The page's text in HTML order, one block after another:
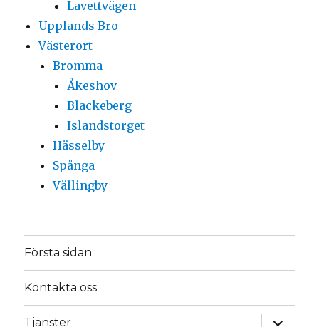
Lavettvägen
Upplands Bro
Västerort
Bromma
Åkeshov
Blackeberg
Islandstorget
Hässelby
Spånga
Vällingby
Första sidan
Kontakta oss
Tjänster